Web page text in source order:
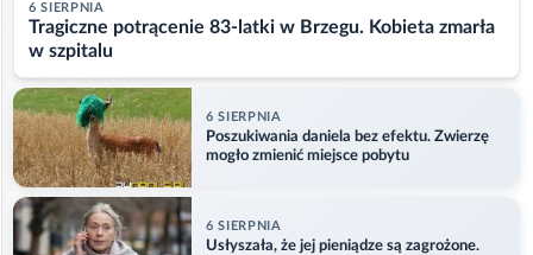
6 SIERPNIA
Tragiczne potrącenie 83-latki w Brzegu. Kobieta zmarła
w szpitalu
6 SIERPNIA
Poszukiwania daniela bez efektu. Zwierzę
mogło zmienić miejsce pobytu
6 SIERPNIA
Usłyszała, że jej pieniądze są zagrożone.